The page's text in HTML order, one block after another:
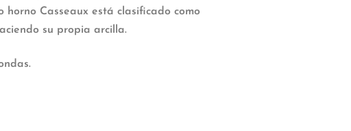
horno Casseaux está clasificado como
su propia arcilla.